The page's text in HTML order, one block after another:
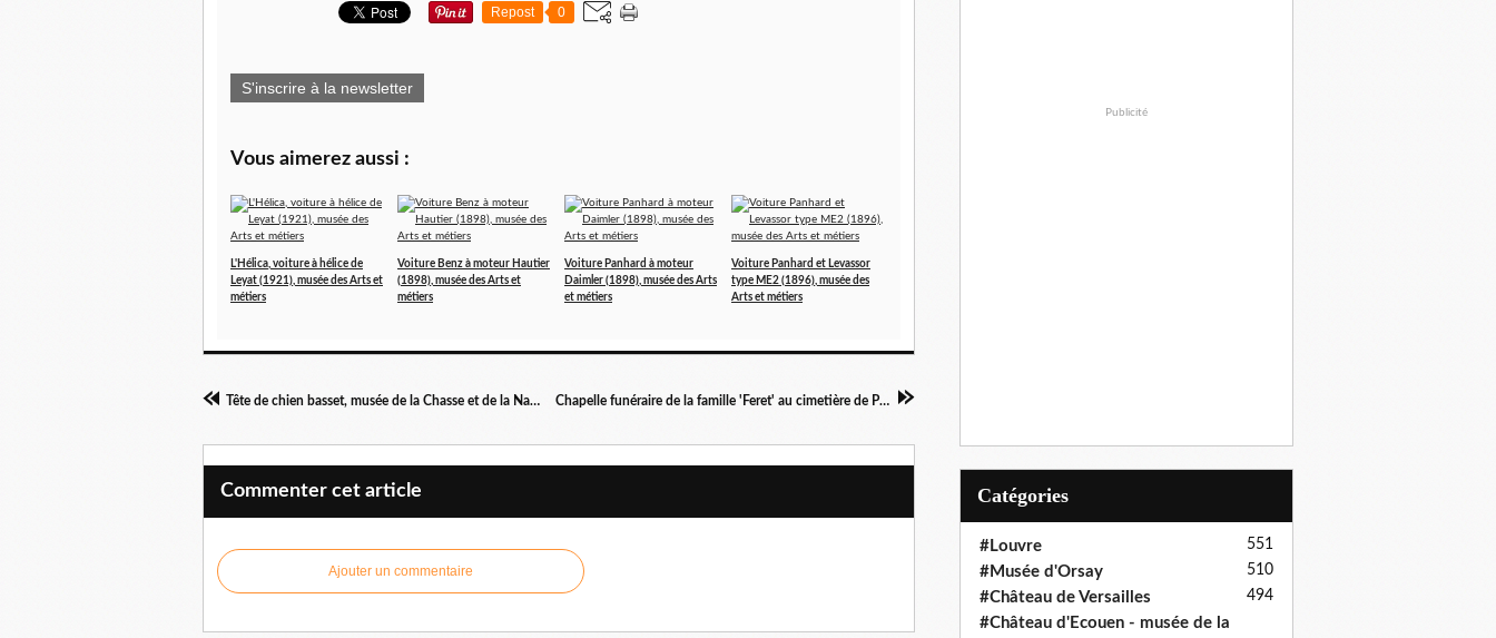
Repost 0
S'inscrire à la newsletter
Vous aimerez aussi :
L'Hélica, voiture à hélice de
Leyat (1921), musée des Arts et
métiers
Voiture Benz à moteur Hautier
(1898), musée des Arts et
métiers
Voiture Panhard à moteur
Daimler (1898), musée des Arts
et métiers
Voiture Panhard et Levassor
type ME2 (1896), musée des
Arts et métiers
Tête de chien basset, musée de la Chasse et de la Nature Chapelle funéraire de la famille 'Feret' au cimetière de Passy
Commenter cet article
Ajouter un commentaire
Publicité
Catégories
#Louvre 551
#Musée d'Orsay 510
#Château de Versailles 494
#Château d'Ecouen - musée de la